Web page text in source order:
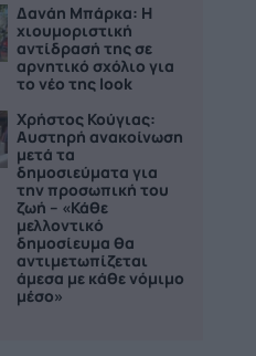
Δανάη Μπάρκα: Η
χιουμοριστική
αντίδρασή της σε
αρνητικό σχόλιο για
το νέο της look
Χρήστος Κούγιας:
Αυστηρή ανακοίνωση
μετά τα
δημοσιεύματα για
την προσωπική του
ζωή – «Κάθε
μελλοντικό
δημοσίευμα θα
αντιμετωπίζεται
άμεσα με κάθε νόμιμο
μέσο»